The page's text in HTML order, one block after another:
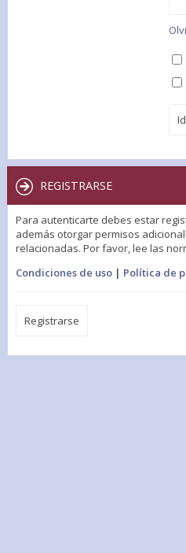
REGISTRARSE
Para autenticarte debes estar
además otorgar permisos
relacionadas. Por favor, lee las
Condiciones de uso | Política de
Registrarse